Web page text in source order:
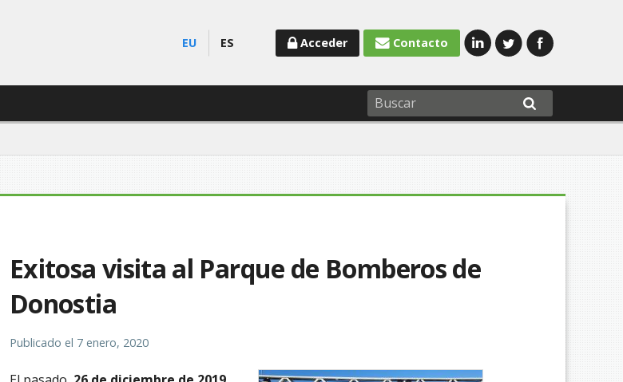
EU ES Contacto
Acceder
Exitosa visita al Parque de Bomberos de
Donostia
Publicado el 7 enero, 2020